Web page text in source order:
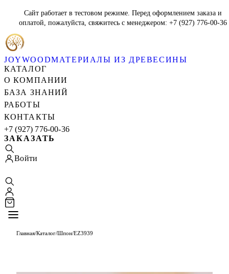
Сайт работает в тестовом режиме. Перед оформлением заказа и
оплатой, пожалуйста, свяжитесь с менеджером: +7 (927) 776-00-36
JOYWOODМАТЕРИАЛЫ ИЗ ДРЕВЕСИНЫ
КАТАЛОГ
О КОМПАНИИ
БАЗА ЗНАНИЙ
РАБОТЫ
КОНТАКТЫ
+7 (927) 776-00-36
ЗАКАЗАТЬ
Войти
Главная/Каталог/Шпон/EZ3939